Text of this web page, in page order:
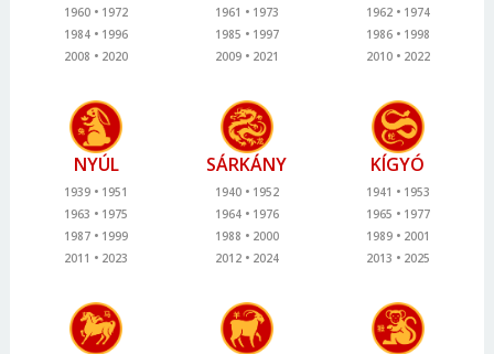
1960
1972
1984
1996
2008
2020
1961
1973
1985
1997
2009
2021
1962
1974
1986
1998
2010
2022
NYÚL
1939
1951
1963
1975
1987
1999
2011
2023
SÁRKÁNY
1940
1952
1964
1976
1988
2000
2012
2024
KÍGYÓ
1941
1953
1965
1977
1989
2001
2013
2025